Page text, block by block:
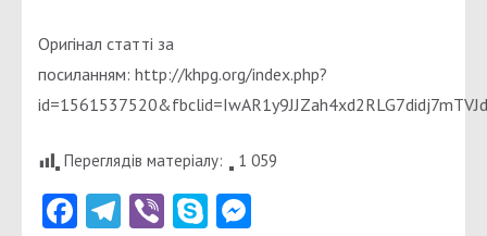
Оригінал статті за
посиланням: http://khpg.org/index.php?
Переглядів матеріалу: 1 059
Facebook
Telegram
ViberSkype